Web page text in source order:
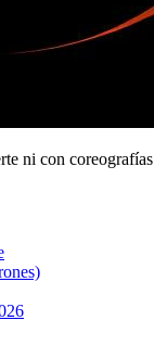
ni con